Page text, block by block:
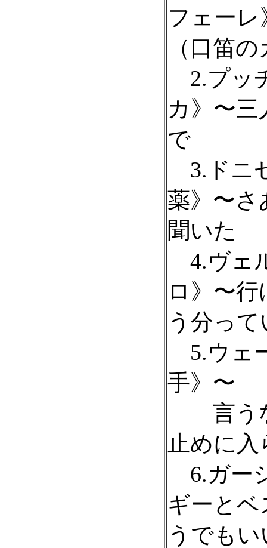
フェー
（口笛
2.プッ
カ》〜
で
3.ドニ
薬》〜さ
聞いた
4.ヴェ
ロ》〜
う分って
5.ウェ
手》〜
言うな
止めに
6.ガー
ギーと
うでも